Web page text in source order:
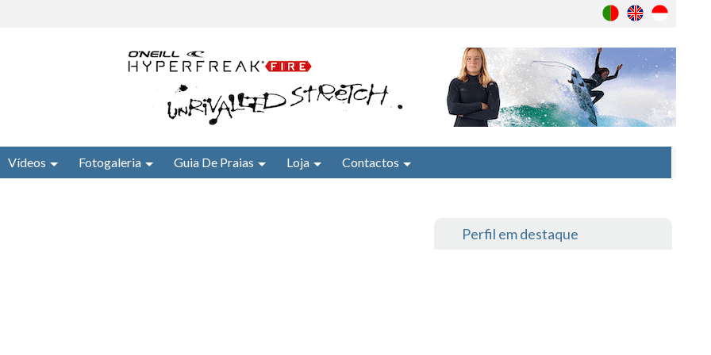
Vídeos Fotogaleria Guia De Praias Loja Contactos
Perfil em destaque